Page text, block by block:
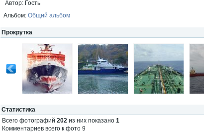
Автор: Гость
Альбом: Общий альбом
Прокрутка
Статистика
Всего фотографий 202 из них показано 1
Комментариев всего к фото 9